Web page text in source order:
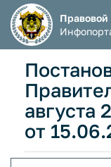
Правовой
августа
от